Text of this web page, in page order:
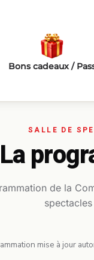
Bons cadeaux /
La
de la
mise à jour